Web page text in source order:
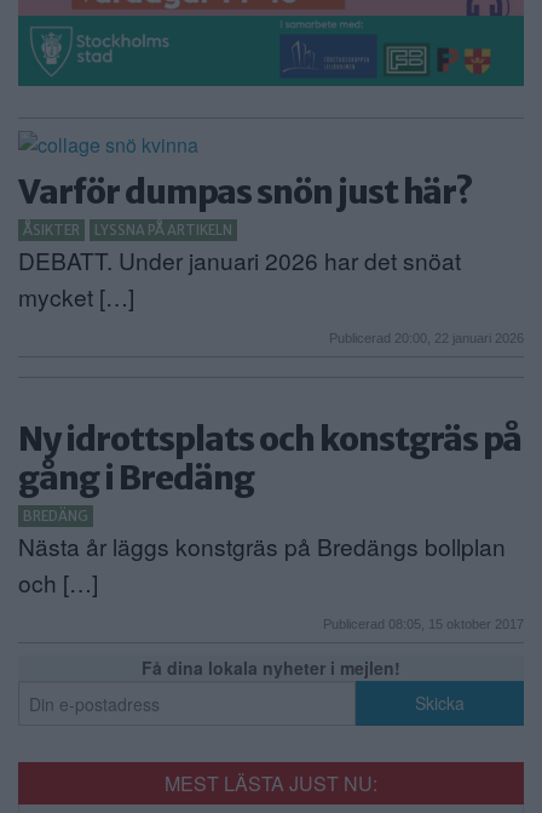
Varför dumpas snön just här?
ÅSIKTER LYSSNA PÅ ARTIKELN
DEBATT. Under januari 2026 har det snöat
mycket […]
Publicerad 20:00, 22 januari 2026
Ny idrottsplats och konstgräs på
gång i Bredäng
BREDÄNG
Nästa år läggs konstgräs på Bredängs bollplan
och […]
Publicerad 08:05, 15 oktober 2017
Få dina lokala nyheter i mejlen!
MEST LÄSTA JUST NU: